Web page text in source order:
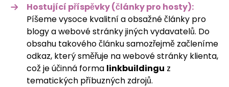
Hostující příspěvky (články pro hosty):
Píšeme vysoce kvalitní a obsažné články pro
blogy a webové stránky jiných vydavatelů. Do
obsahu takového článku samozřejmě začleníme
odkaz, který směřuje na webové stránky klienta,
což je účinná forma linkbuildingu z
tematických příbuzných zdrojů.